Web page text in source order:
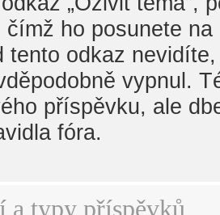
čímž ho posunete
tento odkaz
vypnul.
příspěvku, ale
fóra.
a typy příspěvků